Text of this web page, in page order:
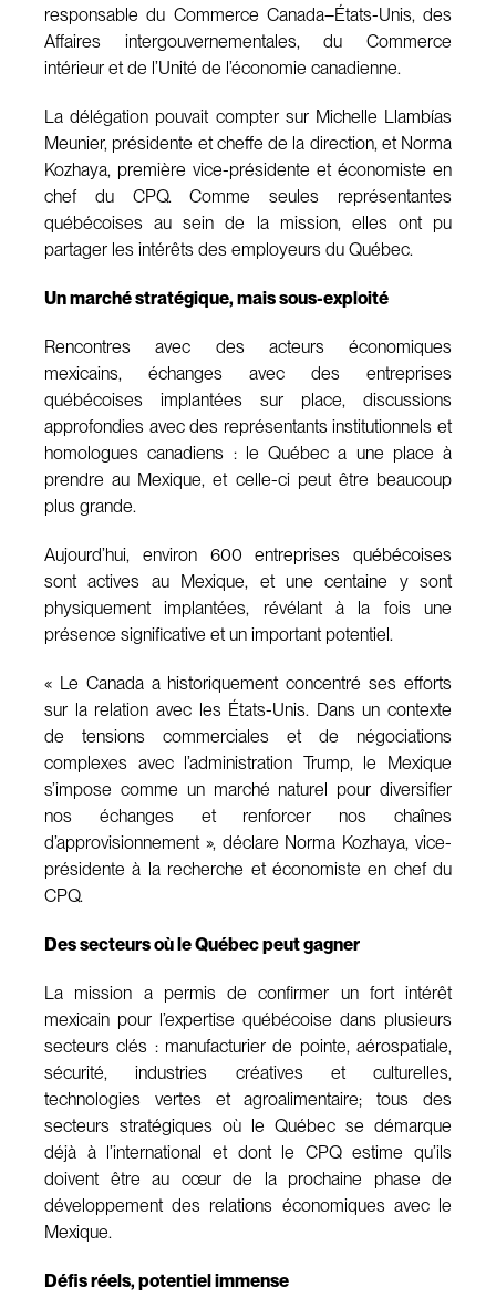
responsable du Commerce Canada–États-Unis, des
Affaires intergouvernementales, du Commerce
intérieur et de l’Unité de l’économie canadienne.
La délégation pouvait compter sur Michelle Llambías
Meunier, présidente et cheffe de la direction, et Norma
Kozhaya, première vice-présidente et économiste en
chef du CPQ. Comme seules représentantes
québécoises au sein de la mission, elles ont pu
partager les intérêts des employeurs du Québec.
Un marché stratégique, mais sous-exploité
Rencontres avec des acteurs économiques
mexicains, échanges avec des entreprises
québécoises implantées sur place, discussions
approfondies avec des représentants institutionnels et
homologues canadiens : le Québec a une place à
prendre au Mexique, et celle-ci peut être beaucoup
plus grande.
Aujourd’hui, environ 600 entreprises québécoises
sont actives au Mexique, et une centaine y sont
physiquement implantées, révélant à la fois une
présence significative et un important potentiel.
« Le Canada a historiquement concentré ses efforts
sur la relation avec les États-Unis. Dans un contexte
de tensions commerciales et de négociations
complexes avec l’administration Trump, le Mexique
s’impose comme un marché naturel pour diversifier
nos échanges et renforcer nos chaînes
d’approvisionnement », déclare Norma Kozhaya, vice-
présidente à la recherche et économiste en chef du
CPQ.
Des secteurs où le Québec peut gagner
La mission a permis de confirmer un fort intérêt
mexicain pour l’expertise québécoise dans plusieurs
secteurs clés : manufacturier de pointe, aérospatiale,
sécurité, industries créatives et culturelles,
technologies vertes et agroalimentaire; tous des
secteurs stratégiques où le Québec se démarque
déjà à l’international et dont le CPQ estime qu’ils
doivent être au cœur de la prochaine phase de
développement des relations économiques avec le
Mexique.
Défis réels, potentiel immense